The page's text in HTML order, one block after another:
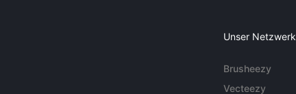
Unser Netzwerk
Brusheezy
Vecteezy